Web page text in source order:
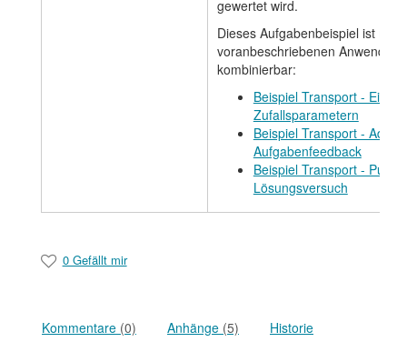
gewertet wird.
Dieses Aufgabenbeispiel ist mit
voranbeschriebenen
kombinierbar:
Beispiel Transport -
Zufallsparametern
Beispiel Transport -
Aufgabenfeedback
Beispiel Transport -
Lösungsversuch
0 Gefällt mir
Kommentare (0) Anhänge (5) Historie